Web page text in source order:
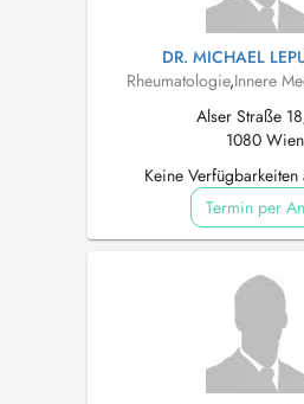
DR. MICHAEL
Rheumatologie,Innere
Alser Straße
1080 Wien
Keine Verfügbarkeiten
Termin per